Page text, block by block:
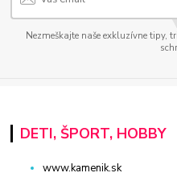
Nezmeškajte naše exkluzívne tipy,
DETI, ŠPORT, HOBBY
www.kamenik.sk